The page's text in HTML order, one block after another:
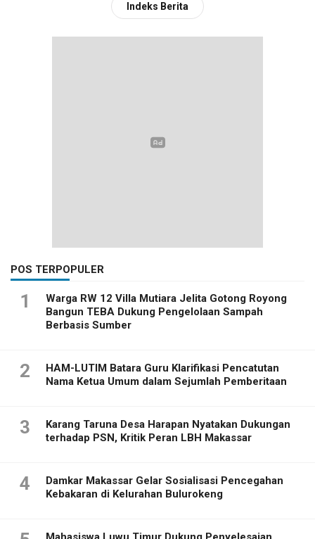
Indeks Berita
POS TERPOPULER
1
Warga RW 12 Villa Mutiara Jelita Gotong Royong
Bangun TEBA Dukung Pengelolaan Sampah
Berbasis Sumber
2
HAM-LUTIM Batara Guru Klarifikasi Pencatutan
Nama Ketua Umum dalam Sejumlah Pemberitaan
3
Karang Taruna Desa Harapan Nyatakan Dukungan
terhadap PSN, Kritik Peran LBH Makassar
4
Damkar Makassar Gelar Sosialisasi Pencegahan
Kebakaran di Kelurahan Bulurokeng